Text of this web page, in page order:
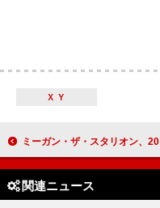
ＸＹ
ミーガン・ザ・スタリオン、2025年にアルバム『アクトIII』のリリースを予告
関連ニュース